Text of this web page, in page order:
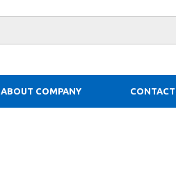
ABOUT COMPANY